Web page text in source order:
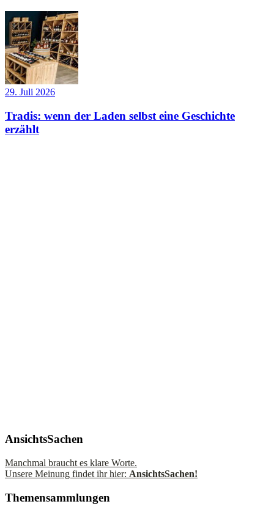
29. Juli 2026
Tradis: wenn der Laden selbst eine Geschichte
erzählt
AnsichtsSachen
Manchmal braucht es klare Worte.
Unsere Meinung findet ihr hier: AnsichtsSachen!
Themensammlungen